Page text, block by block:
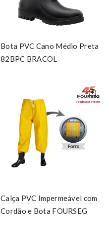
Bota PVC Cano Médio Preta
82BPC BRACOL
Calça PVC Impermeável com
Cordão e Bota FOURSEG